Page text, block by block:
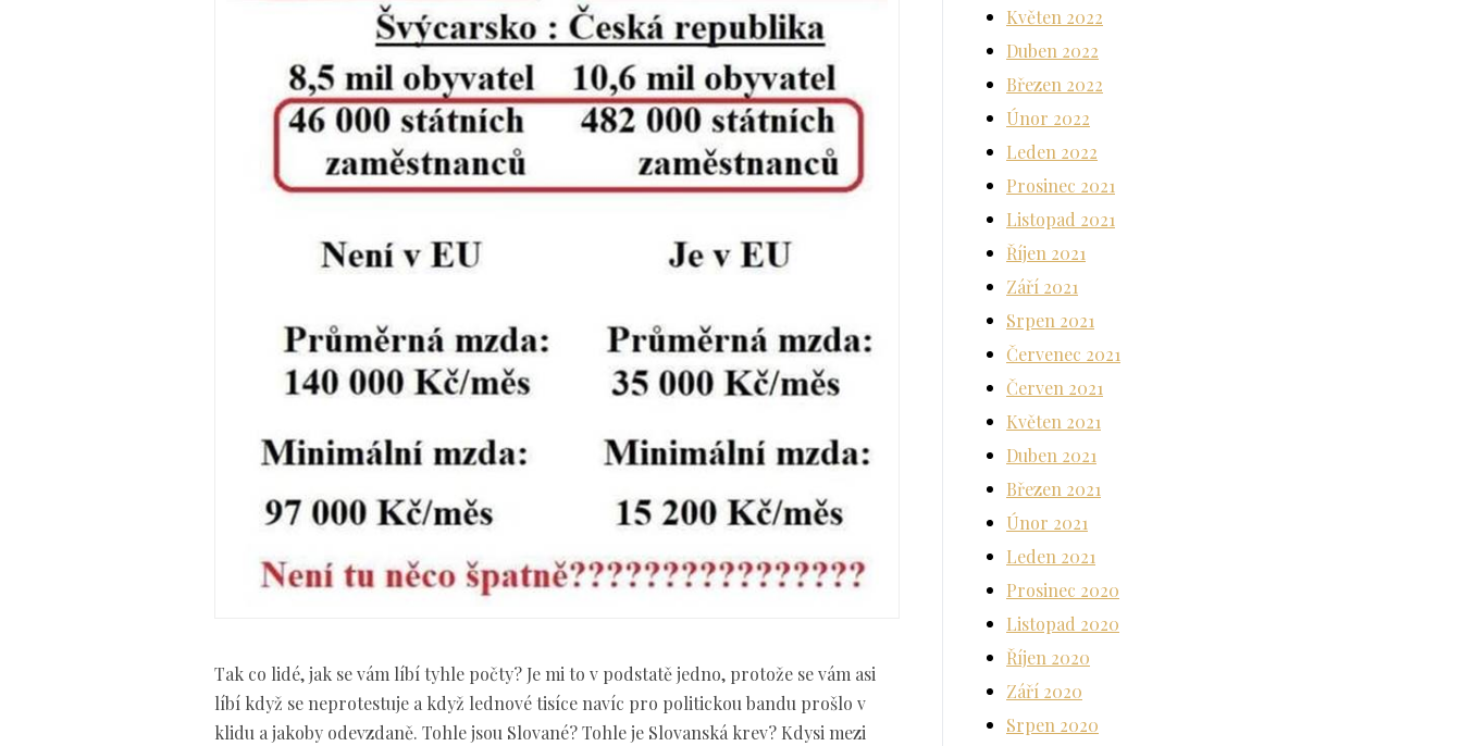
Tak co lidé, jak se vám líbí tyhle počty? Je mi to v podstatě jedno, protože se vám asi
líbí když se neprotestuje a když lednové tisíce navíc pro politickou bandu prošlo v
klidu a jakoby odevzdaně. Tohle jsou Slované? Tohle je Slovanská krev? Kdysi mezi
Květen 2022
Duben 2022
Březen 2022
Únor 2022
Leden 2022
Prosinec 2021
Listopad 2021
Říjen 2021
Září 2021
Srpen 2021
Červenec 2021
Červen 2021
Květen 2021
Duben 2021
Březen 2021
Únor 2021
Leden 2021
Prosinec 2020
Listopad 2020
Říjen 2020
Září 2020
Srpen 2020